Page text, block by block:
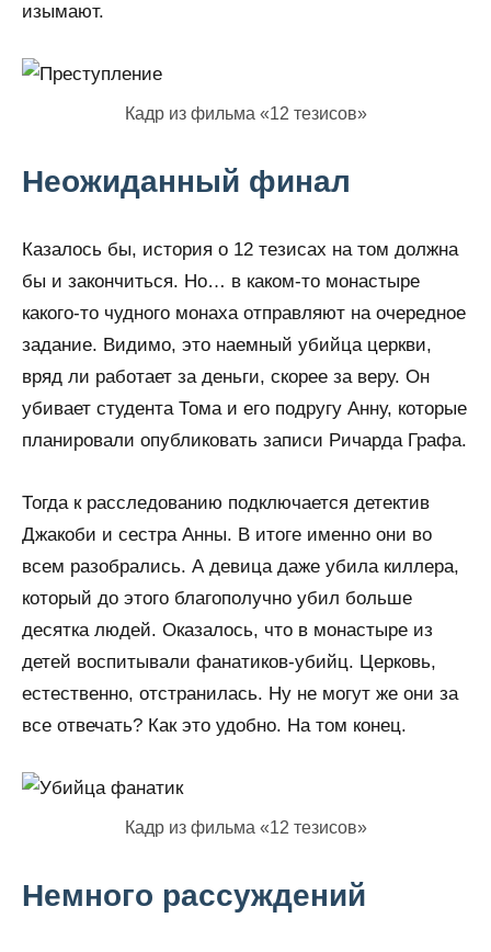
изымают.
Кадр из фильма «12 тезисов»
Неожиданный финал
Казалось бы, история о 12 тезисах на том должна
бы и закончиться. Но… в каком-то монастыре
какого-то чудного монаха отправляют на очередное
задание. Видимо, это наемный убийца церкви,
вряд ли работает за деньги, скорее за веру. Он
убивает студента Тома и его подругу Анну, которые
планировали опубликовать записи Ричарда Графа.
Тогда к расследованию подключается детектив
Джакоби и сестра Анны. В итоге именно они во
всем разобрались. А девица даже убила киллера,
который до этого благополучно убил больше
десятка людей. Оказалось, что в монастыре из
детей воспитывали фанатиков-убийц. Церковь,
естественно, отстранилась. Ну не могут же они за
все отвечать? Как это удобно. На том конец.
Кадр из фильма «12 тезисов»
Немного рассуждений